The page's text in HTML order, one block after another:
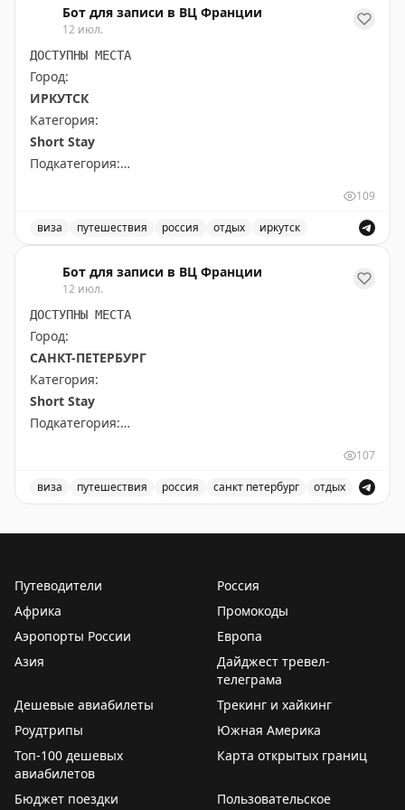
The Gate with Brian Cohen
Бот для записи в ВЦ Франции
12 июл.
ДОСТУПНЫ МЕСТА
Город:
ИРКУТСК
Категория:
Short Stay
Подкатегория:
Доступны даты:
📆28.09.2026 (3 шт.): 10:00, 12:00, 9:00
Всего свободных мест:
109
виза путешествия россия отдых иркутск
Бот для записи в ВЦ Франции
12 июл.
ДОСТУПНЫ МЕСТА
Город:
САНКТ-ПЕТЕРБУРГ
Категория:
Short Stay
Подкатегория:
Доступны даты:
📆28.09.2026 (1 шт.): 16:10
Всего свободных мест:
107
виза путешествия россия санкт петербург отдых
Путеводители
Россия
Африка
Промокоды
Аэропорты России
Европа
Азия
Дайджест тревел-
телеграма
Дешевые авиабилеты
Трекинг и хайкинг
Роудтрипы
Южная Америка
Топ-100 дешевых
авиабилетов
Карта открытых границ
Бюджет поездки
Пользовательское